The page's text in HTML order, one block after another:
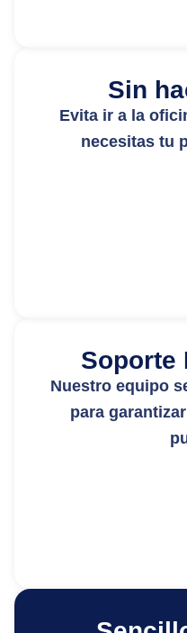
Sin
Evita ir a la
necesitas tu
Soporte
Nuestro equipo
para